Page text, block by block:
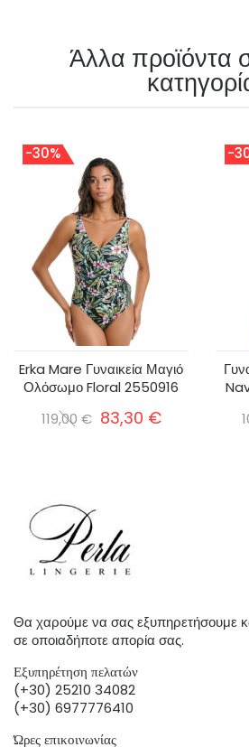
Άλλα προϊόντα
-30%
Erka Mare Γυναικεία Μαγιό
Ολόσωμο Floral 2550916
119,00 € 83,30 €
-
Θα χαρούμε να σας εξυπηρετήσουμε
σε οποιαδήποτε απορία σας.
Εξυπηρέτηση πελατών
(+30) 25210 34082
(+30) 6977776410
Ώρες επικοινωνίας